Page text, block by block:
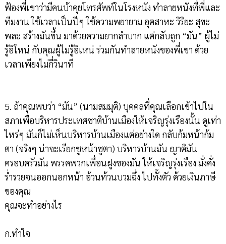
ฟ้องพี่เขาว่ามีคนบ้าคุยโทรศัพท์ในโรงหนัง ทำลายหนังที่พี่และ
ทีมงาน ใช้เวลาเป็นปีๆ ใช้ความพยายาม อุตสาหะ วิริยะ สุขะ
พละ สร้างมันขึ้น มาด้วยความยากลำบาก แต่กลับถูก “มัน” ผู้ไม่
รู้อิโหน่ กับคุณผู้ไม่รู้อิเหน่ ร่วมกันทำลายหนังของพี่เขา ด้วย
เวลาเพียงไม่กี่วินาที
5. ถ้าคุณพบว่า “มัน” (นามสมมุติ) บุคคลที่คุณเลือกเข้าไปใน
สภาเพื่อบริหารประเทศชาติบ้านเมืองให้เจริญรุ่งเรืองนั้น ดูเท่า
ไหร่ๆ มันก็ไม่เห็นบริหารบ้านเมืองแต่อย่างใด กลับก้มหน้าก้ม
ตา (จริงๆ น่าจะเรียกชูหน้าชูตา) บริหารบ้านมัน ญาติมัน
ครอบครัวมัน พรรคพวกเพื่อนฝูงของมัน ให้เจริญรุ่งเรือง มั่งคั่ง
ร่ำรวยจนออกนอกหน้า อ้วนท้วนบวมฉึ่ง ไปทั้งตัว ด้วยเงินภาษี
ของคุณ
คุณจะทำอย่างไร
ก.ทำใจ